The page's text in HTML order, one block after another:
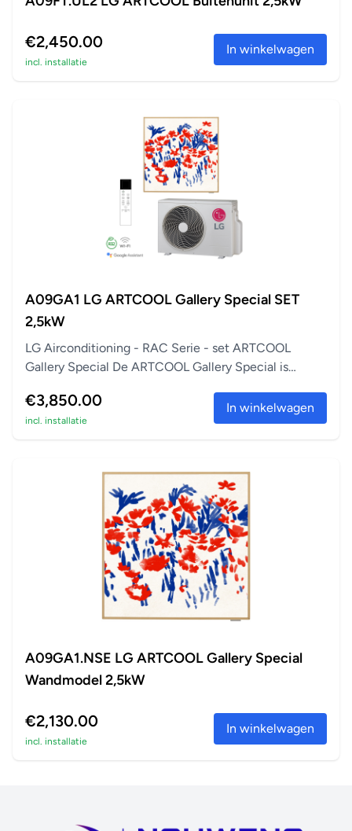
€2,450.00
incl. installatie
In winkelwagen
A09GA1 LG ARTCOOL Gallery Special SET
2,5kW
LG Airconditioning - RAC Serie - set ARTCOOL
Gallery Special De ARTCOOL Gallery Special is
€3,850.00
incl. installatie
In winkelwagen
A09GA1.NSE LG ARTCOOL Gallery Special
Wandmodel 2,5kW
€2,130.00
incl. installatie
In winkelwagen